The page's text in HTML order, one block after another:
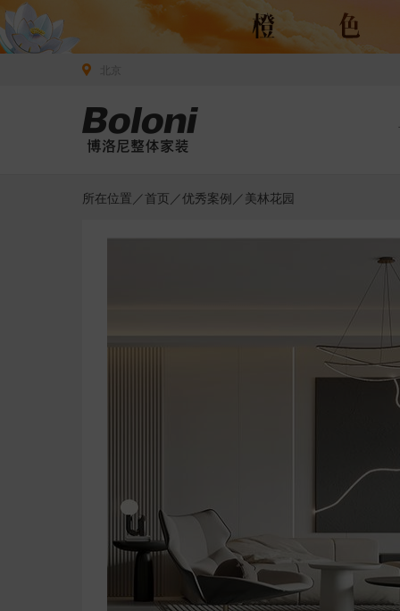
所在位置／首页 ／优秀案例 ／美林花园